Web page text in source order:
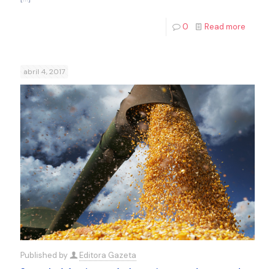
0 Read more
abril 4, 2017
Published by
Editora Gazeta